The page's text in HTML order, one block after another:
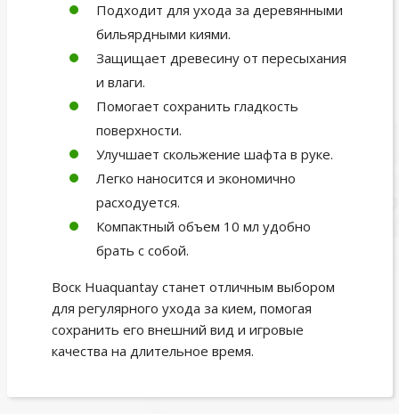
Подходит для ухода за деревянными
бильярдными киями.
Защищает древесину от пересыхания
и влаги.
Помогает сохранить гладкость
поверхности.
Улучшает скольжение шафта в руке.
Легко наносится и экономично
расходуется.
Компактный объем 10 мл удобно
брать с собой.
Воск Huaquantay станет отличным выбором
для регулярного ухода за кием, помогая
сохранить его внешний вид и игровые
качества на длительное время.